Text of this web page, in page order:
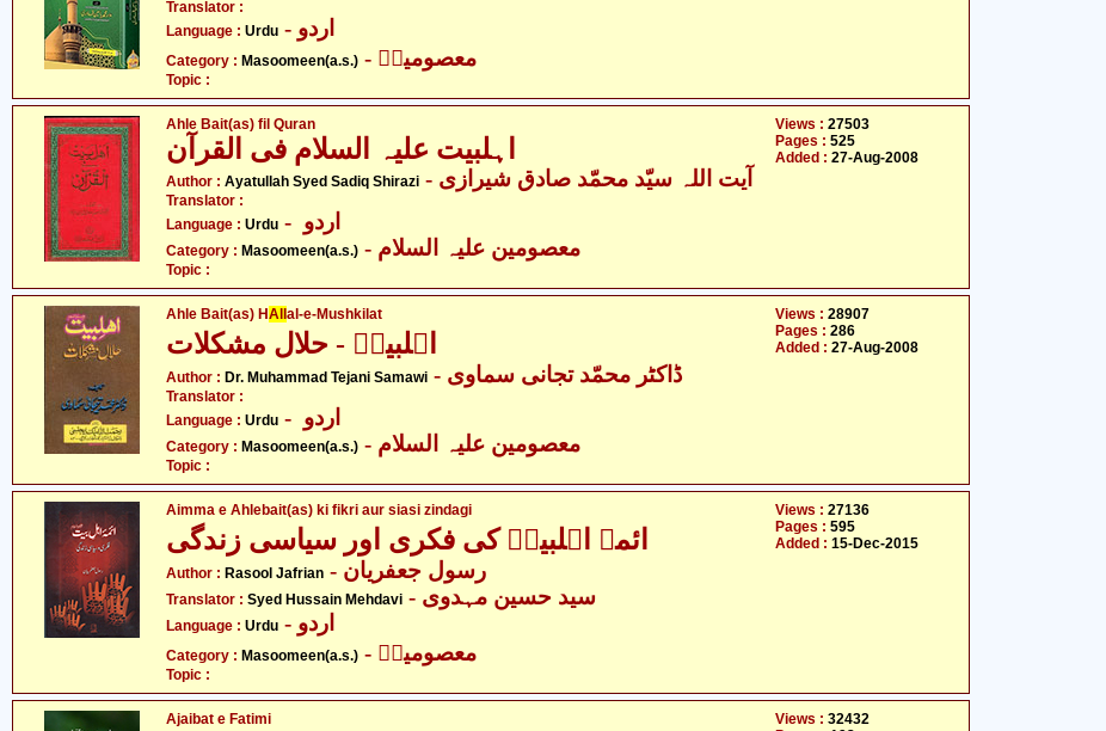
Translator :
Language : Urdu - اردو
Category : Masoomeen(a.s.) - معصومینؑ
Topic :
Ahle Bait(as) fil Quran
Author : Ayatullah Syed Sadiq Shirazi - آیت اللہ سیّد محمّد صادق شیرازی
Translator :
Language : Urdu
Category : Masoomeen(a.s.)
Topic :
Views : 27503
Pages : 525
Added : 27-Aug-2008
Ahle Bait(as) HAll al-e-Mushkilat
اہلبیتؑ - حلال مشکلات
Author : Dr. Muhammad Tejani Samawi - ڈاکٹر محمّد تجانی سماوی
Translator :
Language : Urdu
Category : Masoomeen(a.s.)
Topic :
Views : 28907
Pages : 286
Added : 27-Aug-2008
Aimma e Ahlebait(as) ki fikri aur siasi zindagi
ائمہ اہلبیتؑ کی فکری اور سیاسی زندگی
Author : Rasool Jafrian - رسول جعفریان
Translator : Syed Hussain Mehdavi - سید حسین مہدوی
Language : Urdu - اردو
Category : Masoomeen(a.s.) - معصومینؑ
Topic :
Views : 27136
Pages : 595
Added : 15-Dec-2015
Ajaibat e Fatimi Views : 32432